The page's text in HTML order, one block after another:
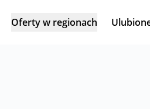
Oferty w regionach